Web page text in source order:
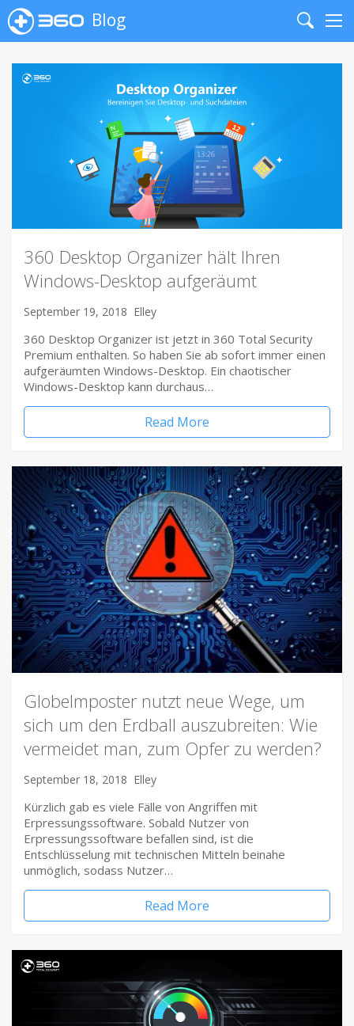
Blog
Search
360 Desktop Organizer hält Ihren
Windows-Desktop aufgeräumt
September 19, 2018 Elley
360 Desktop Organizer ist jetzt in 360 Total Security
Premium enthalten. So haben Sie ab sofort immer einen
aufgeräumten Windows-Desktop. Ein chaotischer
Windows-Desktop kann durchaus…
Read More
Globelmposter nutzt neue Wege, um
sich um den Erdball auszubreiten: Wie
vermeidet man, zum Opfer zu werden?
September 18, 2018 Elley
Kürzlich gab es viele Fälle von Angriffen mit
Erpressungssoftware. Sobald Nutzer von
Erpressungssoftware befallen sind, ist die
Entschlüsselung mit technischen Mitteln beinahe
unmöglich, sodass Nutzer…
Read More